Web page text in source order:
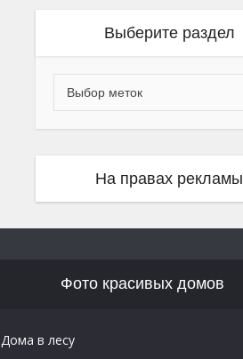
Выберите раздел
На правах рекламы
Фото красивых домов
Дома в лесу